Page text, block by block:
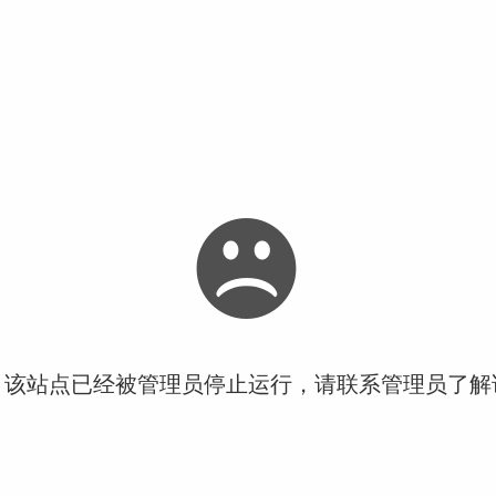
站点已经被管理员停止运行，请联系管理员了